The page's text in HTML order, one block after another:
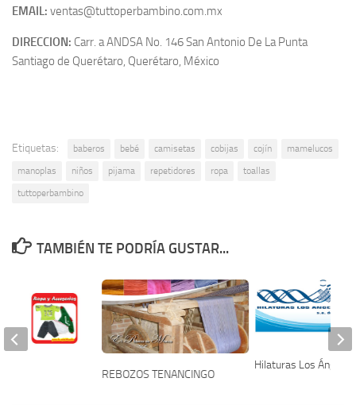
EMAIL: ventas@tuttoperbambino.com.mx
DIRECCION: Carr. a ANDSA No. 146 San Antonio De La Punta
Santiago de Querétaro, Querétaro, México
Etiquetas: baberos bebé camisetas cobijas cojín
mamelucos
manoplas
niños pijama repetidores ropa
toallas
tuttoperbambino
TAMBIÉN TE PODRÍA GUSTAR...
REBOZOS TENANCINGO
Hilaturas Los Ángeles